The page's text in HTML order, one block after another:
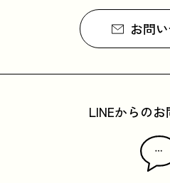
お問
LINEからの